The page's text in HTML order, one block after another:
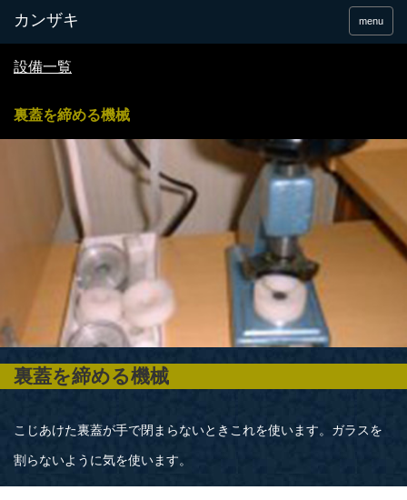
menu
設備一覧
裏蓋を締める機械
裏蓋を締める機械
こじあけた裏蓋が手で閉まらないときこれを使います。ガラスを
割らないように気を使います。